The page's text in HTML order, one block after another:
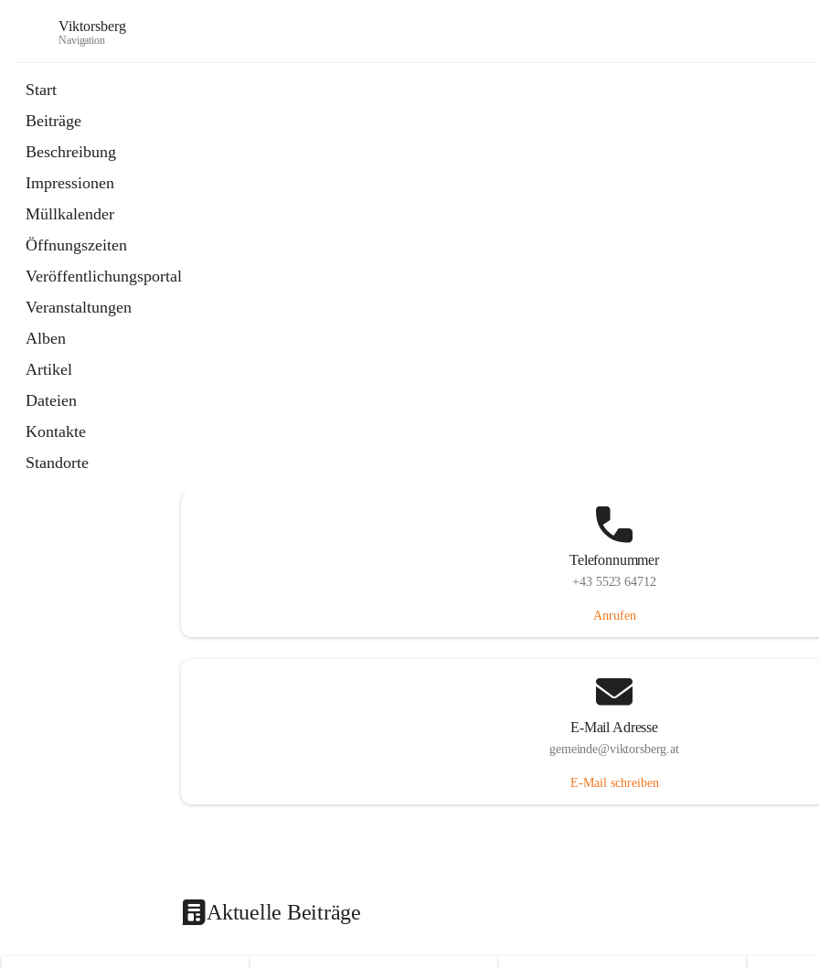
Viktorsberg
Navigation
Start
Beiträge
Beschreibung
Impressionen
Müllkalender
Öffnungszeiten
Veröffentlichungsportal
Veranstaltungen
Alben
Artikel
Dateien
Kontakte
Standorte
Telefonnummer
+43 5523 64712
Anrufen
E-Mail Adresse
gemeinde@viktorsberg.at
E-Mail schreiben
Aktuelle Beiträge